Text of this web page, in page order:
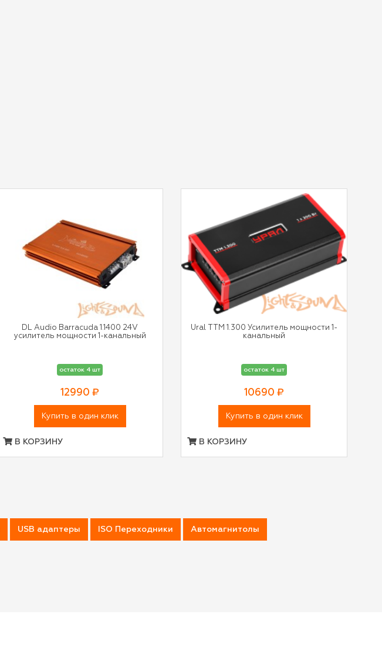
DL Audio Barracuda 1.1400 24V
усилитель мощности 1-канальный
остаток 4 шт
12990 ₽
Купить в один клик
В КОРЗИНУ
Ural ТТМ 1.300 Усилитель мощности 1-
канальный
остаток 4 шт
10690 ₽
Купить в один клик
В КОРЗИНУ
USB адаптеры ISO Переходники Автомагнитолы